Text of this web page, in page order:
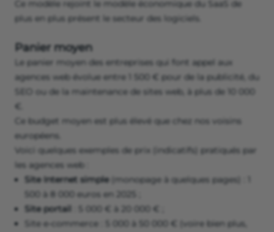
Ce modèle rejoint le modèle économique du SaaS de
plus en plus présent le secteur des logiciels.
Panier moyen
Le panier moyen des entreprises qui font appel aux
agences web évolue entre 1 500 € pour de la publicité, du
SEO ou de la maintenance de sites web, à plus de 10 000
€.
Ce budget moyen est plus élevé que chez nos voisins
européens.
Voici quelques exemples de prix (indicatifs) pratiqués par
les agences web :
Site Internet simple (monopage à quelques pages) : 1
500 à 8 000 euros en 2025 ;
Site portail
: 5 000 € à 20 000 € ;
Site e-commerce : 5 000 à 50 000 € (voire bien plus,